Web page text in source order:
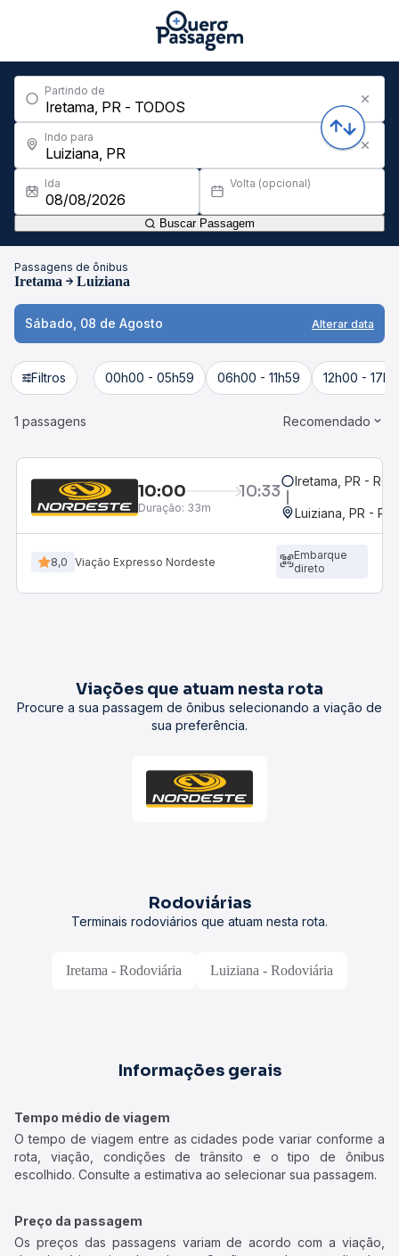
Partindo de
Indo para
Ida Volta (opcional)
Buscar Passagem
Passagens de ônibus
Iretama Luiziana
Sábado, 08 de Agosto Alterar data
Filtros 00h00 - 05h59 06h00 - 11h59 12h00 -
1 passagens Recomendado
10:00 10:33
Duração: 33m
Iretama, PR -
Luiziana, PR -
8,0 Viação Expresso Nordeste
Embarque
direto
Viações que atuam nesta rota
Procure a sua passagem de ônibus selecionando a viação de
sua preferência.
Rodoviárias
Terminais rodoviários que atuam nesta rota.
Iretama - Rodoviária Luiziana - Rodoviária
Informações gerais
Tempo médio de viagem
O tempo de viagem entre as cidades pode variar conforme a
rota, viação, condições de trânsito e o tipo de ônibus
escolhido. Consulte a estimativa ao selecionar sua passagem.
Preço da passagem
Os preços das passagens variam de acordo com a viação,